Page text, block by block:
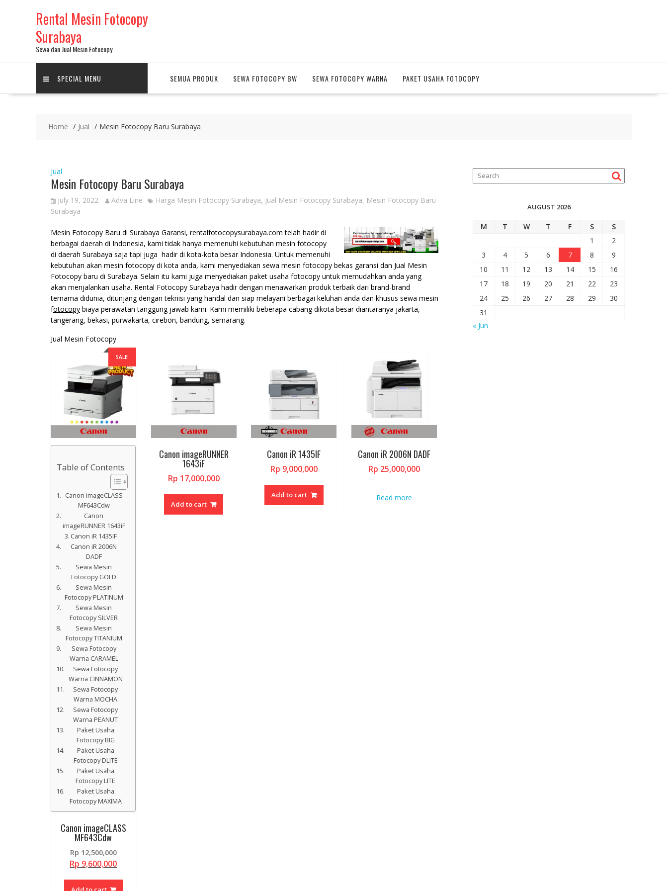
Rental Mesin Fotocopy
Surabaya
Sewa dan Jual Mesin Fotocopy
SPECIAL MENU SEMUA PRODUK SEWA FOTOCOPY BW SEWA FOTOCOPY WARNA PAKET USAHA FOTOCOPY
Home Jual Mesin Fotocopy Baru Surabaya
Jual
Mesin Fotocopy Baru Surabaya
July 19, 2022 Adva Line Harga Mesin Fotocopy Surabaya, Jual Mesin Fotocopy Surabaya, Mesin Fotocopy Baru
Surabaya
Mesin Fotocopy Baru di Surabaya Garansi, rentalfotocopysurabaya.com telah hadir di
berbagai daerah di Indonesia, kami tidak hanya memenuhi kebutuhan mesin fotocopy
di daerah Surabaya saja tapi juga hadir di kota-kota besar Indonesia. Untuk memenuhi
kebutuhan akan mesin fotocopy di kota anda, kami menyediakan sewa mesin fotocopy bekas garansi dan Jual Mesin
Fotocopy baru di Surabaya. Selain itu kami juga menyediakan paket usaha fotocopy untuk memudahkan anda yang
akan menjalankan usaha. Rental Fotocopy Surabaya hadir dengan menawarkan produk terbaik dari brand-brand
ternama didunia, ditunjang dengan teknisi yang handal dan siap melayani berbagai keluhan anda dan khusus sewa mesin
fotocopy biaya perawatan tanggung jawab kami. Kami memiliki beberapa cabang dikota besar diantaranya jakarta,
tangerang, bekasi, purwakarta, cirebon, bandung, semarang.
Jual Mesin Fotocopy
SALE!
Table of Contents
Canon imageCLASS
MF643Cdw
Canon
imageRUNNER 1643iF
Canon iR 1435IF
Canon iR 2006N
DADF
Sewa Mesin
Fotocopy GOLD
Sewa Mesin
Fotocopy PLATINUM
Sewa Mesin
Fotocopy SILVER
Sewa Mesin
Fotocopy TITANIUM
Sewa Fotocopy
Warna CARAMEL
Sewa Fotocopy
Warna CINNAMON
Sewa Fotocopy
Warna MOCHA
Sewa Fotocopy
Warna PEANUT
Paket Usaha
Fotocopy BIG
Paket Usaha
Fotocopy DLITE
Paket Usaha
Fotocopy LITE
Paket Usaha
Fotocopy MAXIMA
Canon imageCLASS
MF643Cdw
Rp12,500,000Original
price
Rp 9,600,000Current
Canon imageRUNNER
1643iF
Rp 17,000,000
Add to cart
Canon iR 1435IF
Rp 9,000,000
Add to cart
Canon iR 2006N DADF
Rp 25,000,000
Read more
AUGUST 2026
M T W T F S
S
1
2
3
4 5 6 7 8
9
10
11 12 13 14 15
16
17
18 19 20 21 22
23
24
25 26 27 28 29
30
31
« Jun